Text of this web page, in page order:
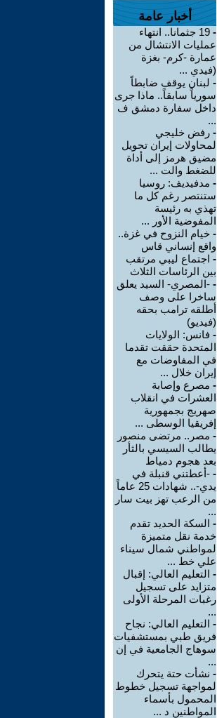
أخبار عامة
-
19 جثمانا.. انتهاء
عمليات الانتشال من
عمارة -كرم- بغزة
(فيدي ...
- لبنان يوقف ضابطاً
سورياً سابقاً.. ماذا جرى
داخل سفارة دمشق ف
...
- رفض خليجي
لمحاولات إيران تحويل
مضيق هرمز إلى أداة
للضغط والت ...
- مدفيديف: روسيا
ستنتصر رغم كل ما
تهذي به رئيسة
المفوضية الأور ...
- خيام النزوح في غزة..
واقع إنساني قاس
- اجتماع ليبي مرتقب
بين الرئاسات الثلاث
- -المصري- السيد يعلق
ساخرا على وصف
أطلقه ترامب بحقه
(فيديو)
- فانس: الولايات
المتحدة حققت تقدما
في المفاوضات مع
إيران خلال ...
- مصرع وإصابة
العشرات في انقلاب
صهريج بجمهورية
إفريقيا الوسطى ...
- مصر.. مرتضى منصور
يطالب السيسي بالثأر
بعد هجوم دمياط
- -أعطتني قنبلة في
يدي-.. شهادات 25 عاماً
من الرعب تهز بيت سار
...
- السكة الحديد تقدم
خدمة نقل متميزة
لمواطني شمال سيناء
علي خط ...
- التعليم العالي: إقبال
متزايد على تسجيل
رغبات المرحلة الأولى
...
- التعليم العالي: نجاح
فريق طبي بمستشفيات
سوهاج الجامعية في إن
...
- نشأت حتة يتحرك
لمواجهة تسجيل خطوط
المحمول بأسماء
المواطنين د ...